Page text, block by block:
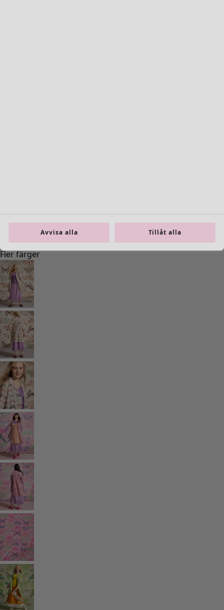
Inredning
Nyheter
All inredning
Gardiner
Kuddar & kuddfodral
Mattor
Frotté
Böcker
Tidigare favoriter
Rum
Badrum
Vardagsrum
Kök & matplats
Shoppa stilen
Klassisk och allmoge inredning
Avvisa alla Tillåt alla